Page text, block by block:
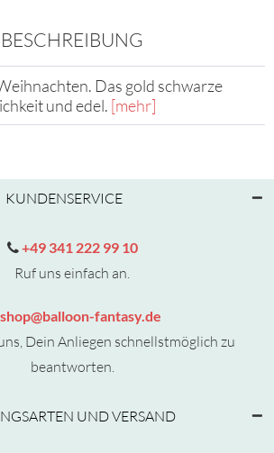
BESCHREIBUNG
Das gold schwarze
und edel. [mehr]
KUNDENSERVICE
+49 341 222 99 10
Ruf uns einfach an.
fantasy.de
Dein Anliegen schnellstmöglich zu
beantworten.
UND VERSAND